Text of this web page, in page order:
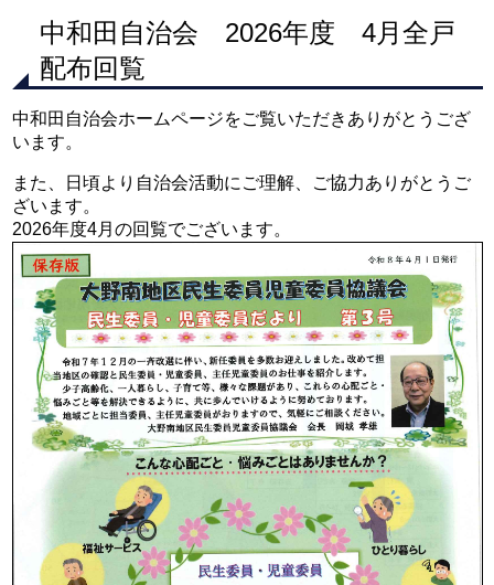
中和田自治会 2026年度 4月全戸
配布回覧
中和田自治会ホームページをご覧いただきありがとうござ
います。
また、日頃より自治会活動にご理解、ご協力ありがとうご
ざいます。
2026年度4月の回覧でございます。